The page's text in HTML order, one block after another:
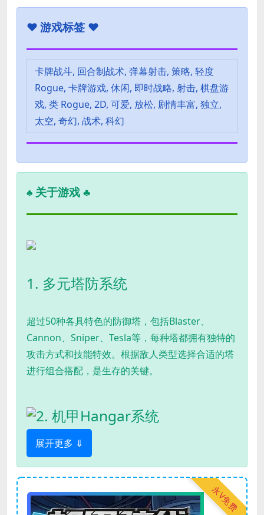
♥ 游戏标签 ♥
卡牌战斗, 回合制战术, 弹幕射击, 策略, 轻度
Rogue, 卡牌游戏, 休闲, 即时战略, 射击, 棋盘游
戏, 类 Rogue, 2D, 可爱, 放松, 剧情丰富, 独立,
太空, 奇幻, 战术, 科幻
♣ 关于游戏 ♣
1. 多元塔防系统
超过50种各具特色的防御塔，包括Blaster、
Cannon、Sniper、Tesla等，每种塔都拥有独特的
攻击方式和技能特效。根据敌人类型选择合适的塔
进行组合搭配，是生存的关键。
2. 机甲Hangar系统
展开更多 ⇓
永V免费